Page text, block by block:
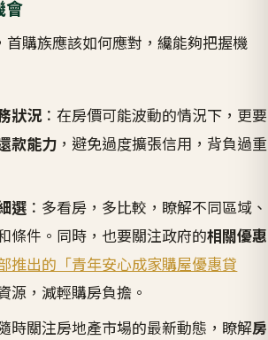
會
首購族應該如何應對，纔能夠把握機
狀況：在房價可能波動的情況下，更要
款能力 ，避免過度擴張信用，背負過重
選 ：多看房，多比較，瞭解不同區域、
條件。同時，也要關注政府的相關優惠
推出的「青年安心成家購屋優惠貸
源，減輕購房負擔。
時關注房地產市場的最新動態，瞭解房